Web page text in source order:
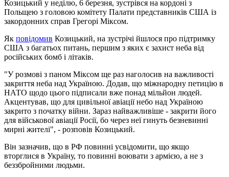
Козицький у неділю, 6 березня, зустрівся на кордоні з
Польщею з головою комітету Палати представників США із
закордонних справ Грегорі Міксом.
Як повідомив Козицький, на зустрічі йшлося про підтримку
США з багатьох питань, першим з яких є захист неба від
російських бомб і літаків.
"У розмові з паном Міксом ще раз наголосив на важливості
закриття неба над Україною. Додав, що міжнародну петицію в
НАТО щодо цього підписали вже понад мільйон людей.
Акцентував, що для цивільної авіації небо над Україною
закрито з початку війни. Зараз найважливіше - закрити його
для військової авіації Росії, бо через неї гинуть безневинні
мирні жителі", - розповів Козицький.
Він зазначив, що в РФ повинні усвідомити, що якщо
вторглися в Україну, то повинні воювати з армією, а не з
беззбройними людьми.